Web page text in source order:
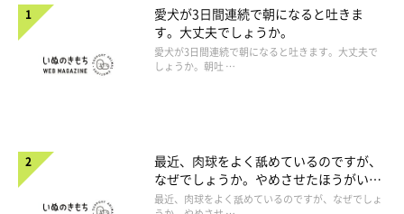
愛犬が3日間連続で朝になると吐きま
す。大丈夫でしょうか。
愛犬が3日間連続で朝になると吐きます。大丈夫で
しょうか。朝吐 …
最近、肉球をよく舐めているのですが、
なぜでしょうか。やめさせたほうがいい
のでしょうか。
最近、肉球をよく舐めているのですが、なぜでしょ